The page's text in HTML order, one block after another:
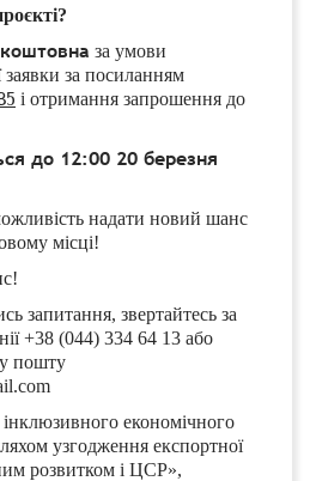
за умови
заявки за посиланням
і отримання запрошення до
до 12:00 20 березня
надати новий шанс
місці!
запитання, звертайтесь за
+38 (044) 334 64 13 або
пошту
економічного
узгодження експортної
розвитком і ЦСР»,